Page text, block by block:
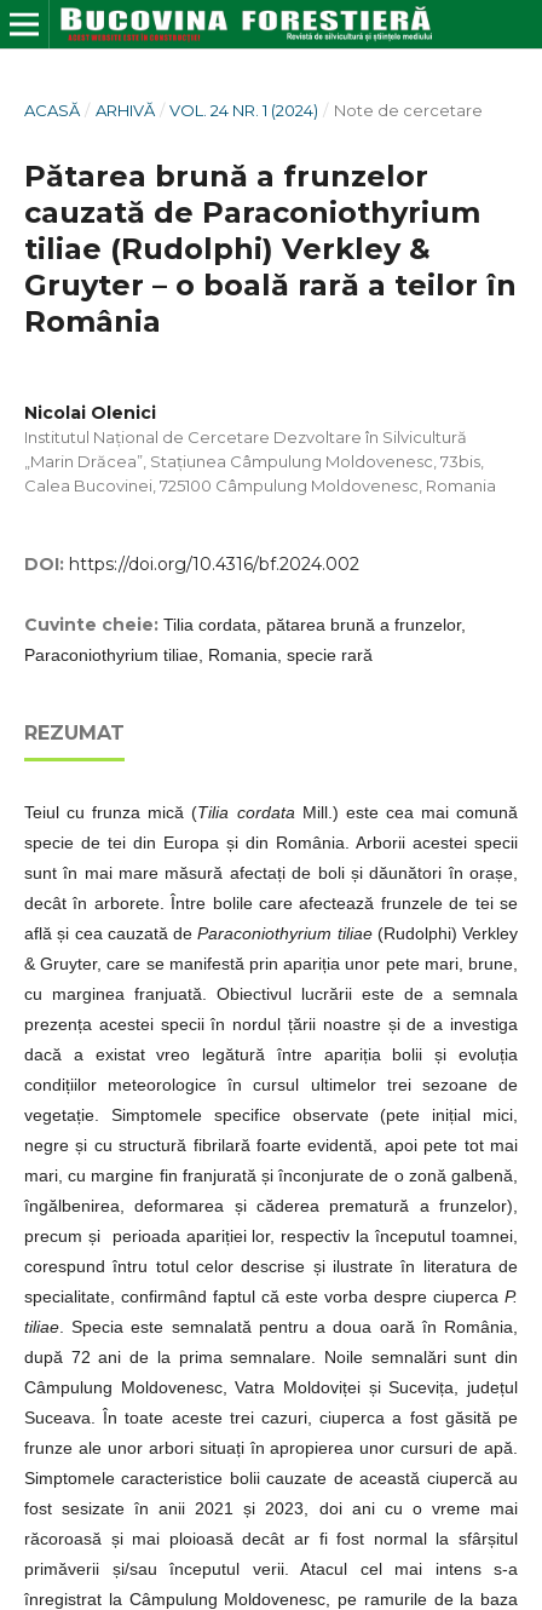
ACASĂ / ARHIVĂ / VOL. 24 NR. 1 (2024) / Note de cercetare
Pătarea brună a frunzelor
cauzată de Paraconiothyrium
tiliae (Rudolphi) Verkley &
Gruyter – o boală rară a teilor în
România
Nicolai Olenici
Institutul Național de Cercetare Dezvoltare în Silvicultură
„Marin Drăcea”, Stațiunea Câmpulung Moldovenesc, 73bis,
Calea Bucovinei, 725100 Câmpulung Moldovenesc, Romania
DOI: https://doi.org/10.4316/bf.2024.002
Cuvinte cheie: Tilia cordata, pătarea brună a frunzelor,
Paraconiothyrium tiliae, Romania, specie rară
REZUMAT
Teiul cu frunza mică (Tilia cordata Mill.) este cea mai comună
specie de tei din Europa și din România. Arborii acestei specii
sunt în mai mare măsură afectați de boli și dăunători în orașe,
decât în arborete. Între bolile care afectează frunzele de tei se
află și cea cauzată deParaconiothyrium tiliae(Rudolphi) Verkley
& Gruyter, care se manifestă prin apariția unor pete mari, brune,
cu marginea franjuată. Obiectivul lucrării este de a semnala
prezența acestei specii în nordul țării noastre și de a investiga
dacă a existat vreo legătură între apariția bolii și evoluția
condițiilor meteorologice în cursul ultimelor trei sezoane de
vegetație. Simptomele specifice observate (pete inițial mici,
negre și cu structură fibrilară foarte evidentă, apoi pete tot mai
mari, cu margine fin franjurată și înconjurate de o zonă galbenă,
îngălbenirea, deformarea și căderea prematură a frunzelor),
precum și perioada apariției lor, respectiv la începutul toamnei,
corespund întru totul celor descrise și ilustrate în literatura de
specialitate, confirmând faptul că este vorba despre ciuperca P.
tiliae . Specia este semnalată pentru a doua oară în România,
după 72 ani de la prima semnalare. Noile semnalări sunt din
Câmpulung Moldovenesc, Vatra Moldoviței și Sucevița, județul
Suceava. În toate aceste trei cazuri, ciuperca a fost găsită pe
frunze ale unor arbori situați în apropierea unor cursuri de apă.
Simptomele caracteristice bolii cauzate de această ciupercă au
fost sesizate în anii 2021 și 2023, doi ani cu o vreme mai
răcoroasă și mai ploioasă decât ar fi fost normal la sfârșitul
primăverii și/sau începutul verii. Atacul cel mai intens s-a
înregistrat la Câmpulung Moldovenesc, pe ramurile de la baza